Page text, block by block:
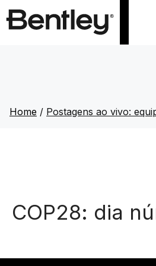
Home / Postagens ao vivo:
COP28: dia